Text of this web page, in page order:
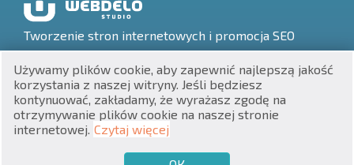
$
₽
₴
zł
PL
Tworzenie stron internetowych i promocja SEO
UNIC 201160903
Używamy plików cookie, aby zapewnić najlepszą jakość
korzystania z naszej witryny. Jeśli będziesz
kontynuować, zakładamy, że wyrażasz zgodę na
otrzymywanie plików cookie na naszej stronie
internetowej. Czytaj więcej